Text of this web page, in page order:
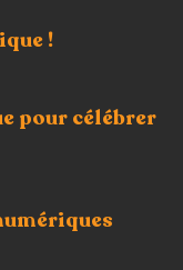
!
pour célébrer